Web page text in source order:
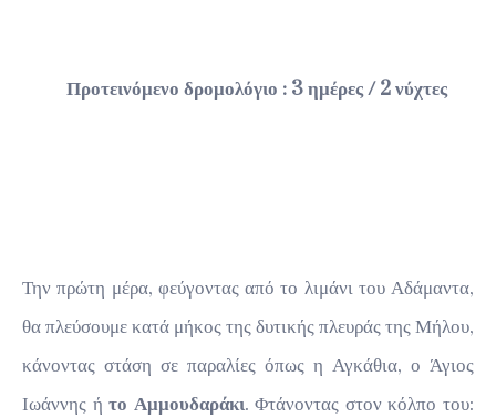
Προτεινόμενο δρομολόγιο : 3 ημέρες / 2 νύχτες
Την πρώτη μέρα, φεύγοντας από το λιμάνι του Αδάμαντα,
θα πλεύσουμε κατά μήκος της δυτικής πλευράς της Μήλου,
κάνοντας στάση σε παραλίες όπως η Αγκάθια, ο Άγιος
Ιωάννης ήτο Αμμουδαράκι. Φτάνοντας στον κόλπο του: